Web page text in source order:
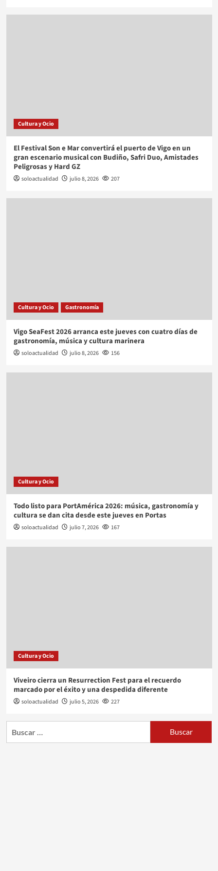
Cultura y Ocio
El Festival Son e Mar convertirá el puerto de Vigo en un
gran escenario musical con Budiño, Safri Duo, Amistades
Peligrosas y Hard GZ
soloactualidad julio 8, 2026 207
Cultura y Ocio Gastronomía
Vigo SeaFest 2026 arranca este jueves con cuatro días de
gastronomía, música y cultura marinera
soloactualidad julio 8, 2026 156
Cultura y Ocio
Todo listo para PortAmérica 2026: música, gastronomía y
cultura se dan cita desde este jueves en Portas
soloactualidad julio 7, 2026 167
Cultura y Ocio
Viveiro cierra un Resurrection Fest para el recuerdo
marcado por el éxito y una despedida diferente
soloactualidad julio 5, 2026 227